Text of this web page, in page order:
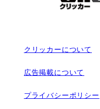
クリッカーについて
広告掲載について
プライバシーポリシー